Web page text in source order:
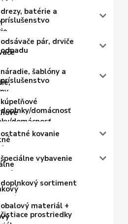
drezy, batérie a
príslušenstvo
odsávače pár, drviče
odpadu
náradie, šablóny a
príslušenstvo
kúpeľňové
doplnky/domácnosť
ostatné kovanie
špeciálne vybavenie
doplnkový sortiment
obalový materiál +
čistiace prostriedky